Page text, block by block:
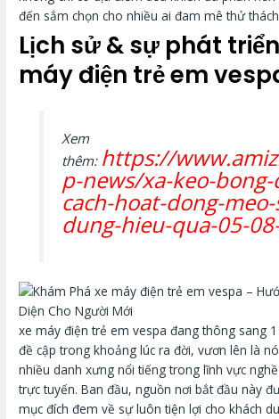
đến sắm chọn cho nhiều ai đam mê thử
Lịch sử & sự phát
máy điện trẻ em
Xem
thêm: https://
p-news/xa-keo-bong-
cach-hoat-dong-
dung-hieu-qua-05-
xe máy điện trẻ em vespa đang thông sang
đề cập trong khoảng lúc ra đời, vươn lên là
nhiều danh xưng nổi tiếng trong lĩnh vực
trực tuyến. Ban đầu, nguồn nơi bắt đầu này
mục đích đem về sự luôn tiện lợi cho khách